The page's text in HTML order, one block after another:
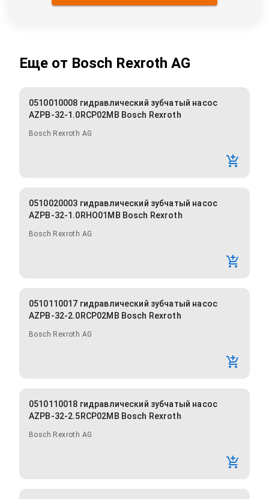
Еще от Bosch Rexroth AG
0510010008 гидравлический зубчатый насос
AZPB-32-1.0RCP02MB Bosch Rexroth
Bosch Rexroth AG
0510020003 гидравлический зубчатый насос
AZPB-32-1.0RHO01MB Bosch Rexroth
Bosch Rexroth AG
0510110017 гидравлический зубчатый насос
AZPB-32-2.0RCP02MB Bosch Rexroth
Bosch Rexroth AG
0510110018 гидравлический зубчатый насос
AZPB-32-2.5RCP02MB Bosch Rexroth
Bosch Rexroth AG